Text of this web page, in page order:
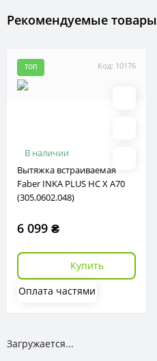
Рекомендуемые товары
Код: 10176
ТОП
В наличии
Вытяжка встраиваемая
Faber INKA PLUS HC X A70
(305.0602.048)
6 099 ₴
Купить
Оплата частями
Загружается...